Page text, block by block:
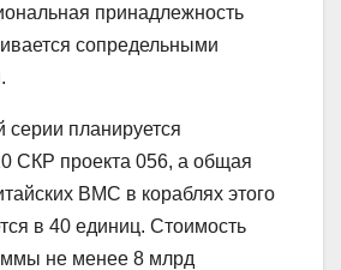
принадлежность
сопредельными
серии планируется
СКР проекта 056, а общая
ВМС в кораблях этого
в 40 единиц. Стоимость
не менее 8 млрд